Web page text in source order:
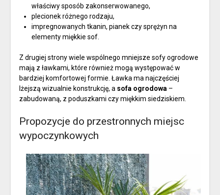
właściwy sposób zakonserwowanego,
plecionek różnego rodzaju,
impregnowanych tkanin, pianek czy sprężyn na
elementy miękkie sof.
Z drugiej strony wiele wspólnego mniejsze sofy ogrodowe
mają z ławkami, które również mogą występować w
bardziej komfortowej formie. Ławka ma najczęściej
lżejszą wizualnie konstrukcję, a sofa ogrodowa –
zabudowaną, z poduszkami czy miękkim siedziskiem.
Propozycje do przestronnych miejsc
wypoczynkowych